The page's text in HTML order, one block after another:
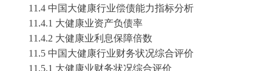
11.4 中国大健康行业偿债能力指标分析
11.4.1 大健康业资产负债率
11.4.2 大健康业利息保障倍数
11.5 中国大健康行业财务状况综合评价
11.5.1 大健康业财务状况综合评价